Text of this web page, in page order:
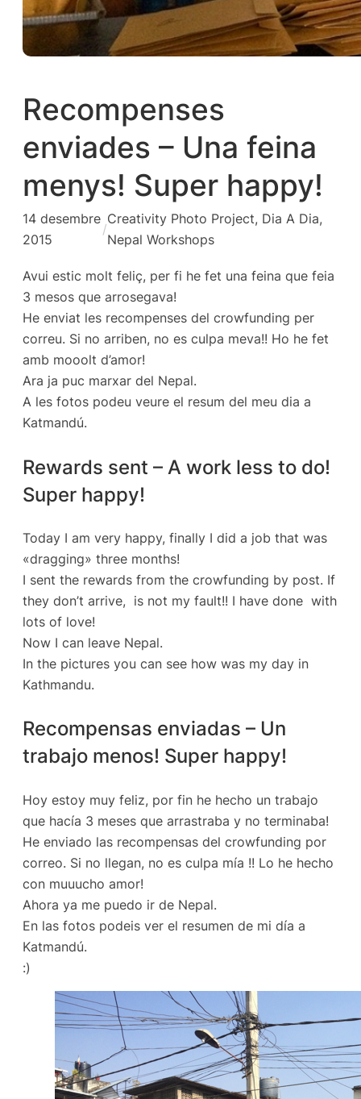
Recompenses
enviades – Una feina
menys! Super happy!
14 desembre
2015
/
Creativity Photo Project, Dia A Dia
Nepal Workshops
Avui estic molt feliç, per fi he fet una feina que feia
3 mesos que arrosegava!
He enviat les recompenses del crowfunding per
correu. Si no arriben, no es culpa meva!! Ho he fet
amb mooolt d’amor!
Ara ja puc marxar del Nepal.
A les fotos podeu veure el resum del meu dia a
Katmandú.
Rewards sent – A work less to do!
Super happy!
Today I am very happy, finally I did a job that was
«dragging» three months!
I sent the rewards from the crowfunding by post. If
they don’t arrive, is not my fault!! I have done with
lots of love!
Now I can leave Nepal.
In the pictures you can see how was my day in
Kathmandu.
Recompensas enviadas – Un
trabajo menos! Super happy!
Hoy estoy muy feliz, por fin he hecho un trabajo
que hacía 3 meses que arrastraba y no terminaba!
He enviado las recompensas del crowfunding por
correo. Si no llegan, no es culpa mía !! Lo he hecho
con muuucho amor!
Ahora ya me puedo ir de Nepal.
En las fotos podeis ver el resumen de mi día a
Katmandú.
:)